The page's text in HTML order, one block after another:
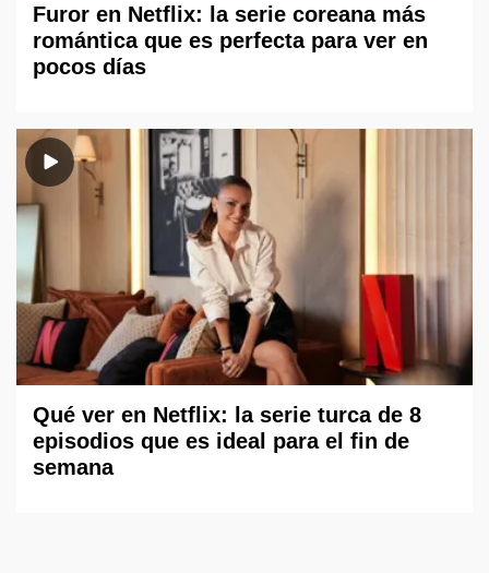
Furor en Netflix: la serie coreana más
romántica que es perfecta para ver en
pocos días
Qué ver en Netflix: la serie turca de 8
episodios que es ideal para el fin de
semana